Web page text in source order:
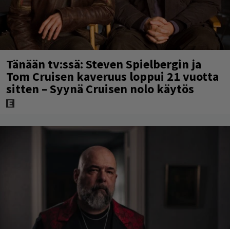
Tänään tv:ssä: Steven Spielbergin ja
Tom Cruisen kaveruus loppui 21 vuotta
sitten – Syynä Cruisen nolo käytös